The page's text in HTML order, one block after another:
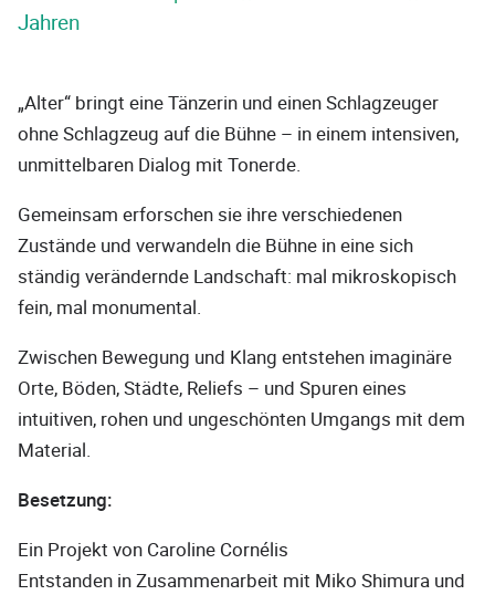
Jahren
„Alter“ bringt eine Tänzerin und einen Schlagzeuger
ohne Schlagzeug auf die Bühne – in einem intensiven,
unmittelbaren Dialog mit Tonerde.
Gemeinsam erforschen sie ihre verschiedenen
Zustände und verwandeln die Bühne in eine sich
ständig verändernde Landschaft: mal mikroskopisch
fein, mal monumental.
Zwischen Bewegung und Klang entstehen imaginäre
Orte, Böden, Städte, Reliefs – und Spuren eines
intuitiven, rohen und ungeschönten Umgangs mit dem
Material.
Besetzung:
Ein Projekt von Caroline Cornélis
Entstanden in Zusammenarbeit mit Miko Shimura und